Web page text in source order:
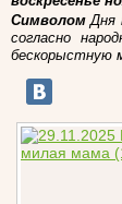
Символом Дня
согласно
бескорыстную